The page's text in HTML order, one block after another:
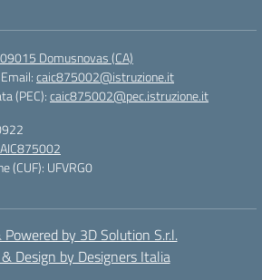
Domusnovas (CA)
Email:caic875002@istruzione.it
(PEC):caic875002@pec.istruzione.it
(CUF): UFVRG0
by 3D Solution S.r.l.
Design by Designers Italia